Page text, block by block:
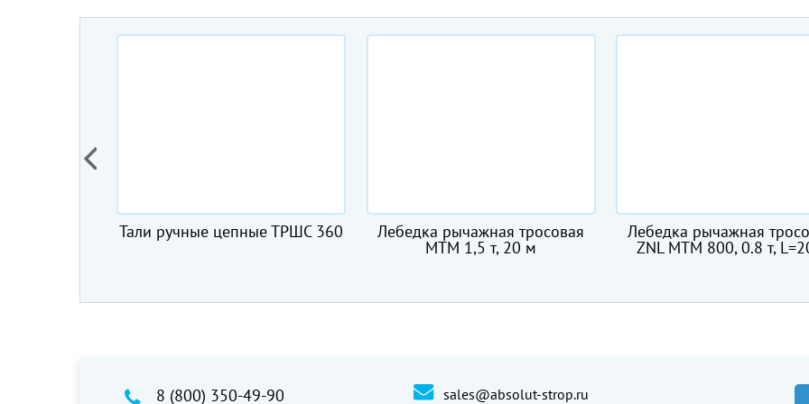
Лебедка рычажная тросовая Лебедка рычажная тросовая
ZNL МТМ 800, 0.8 т, L=20м
ГОСТ 3070-88
8 (800) 350-49-90 sales@absolut-strop.ru